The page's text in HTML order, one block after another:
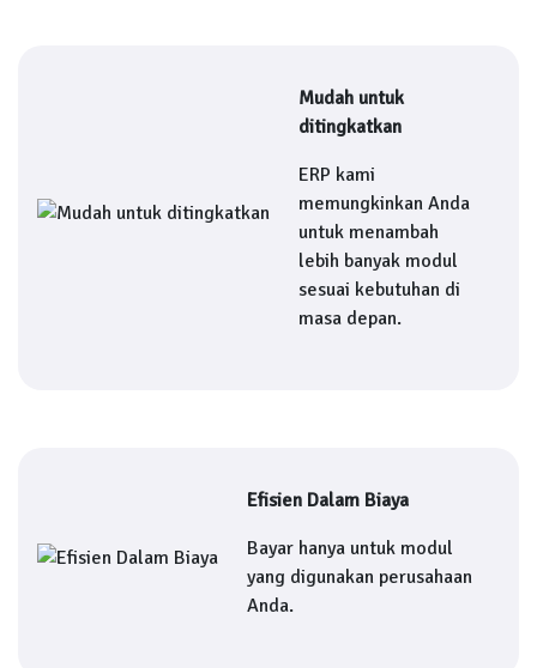
Mudah untuk
ditingkatkan
ERP kami
memungkinkan Anda
untuk menambah
lebih banyak modul
sesuai kebutuhan di
masa depan.
Efisien Dalam Biaya
Bayar hanya untuk modul
yang digunakan perusahaan
Anda.